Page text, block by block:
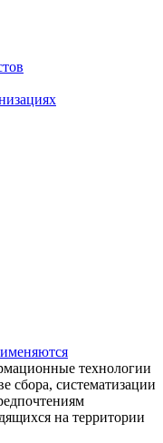
технологии
сбора, систематизации
на территории